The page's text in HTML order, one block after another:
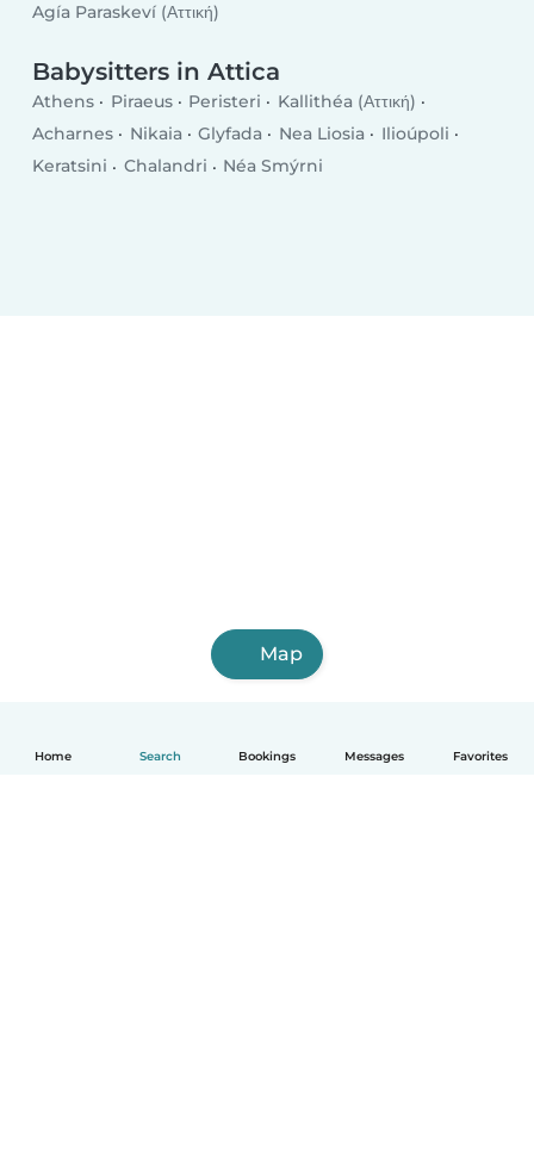
Home Search Bookings Messages Favorites
Agía Paraskeví (Αττική)
Babysitters in Attica
Athens Piraeus Peristeri
Kallithéa (Αττική)
Acharnes
Nikaia Glyfada Nea Liosia
Ilioúpoli
Keratsini
Chalandri Néa Smýrni
Map